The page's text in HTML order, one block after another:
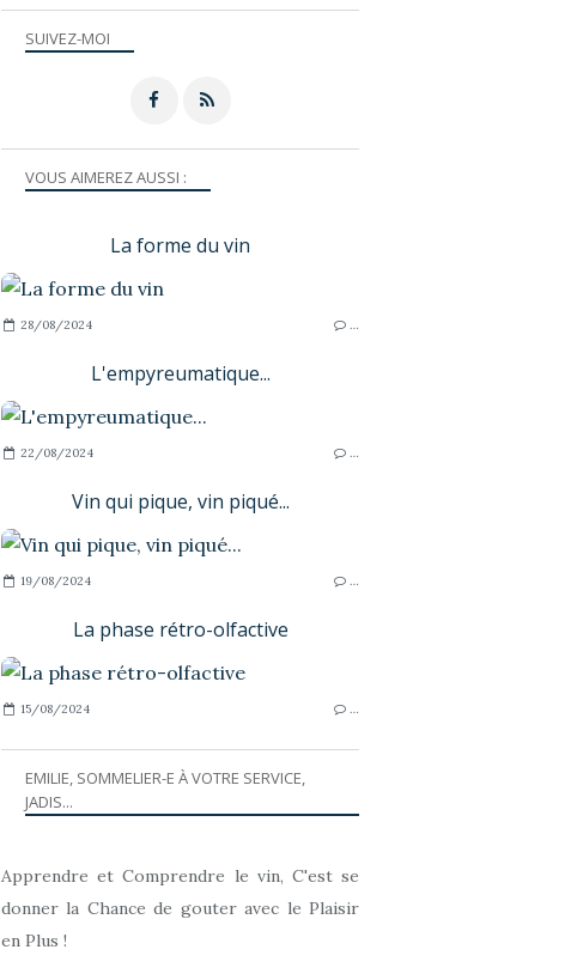
SUIVEZ-MOI
VOUS AIMEREZ AUSSI :
La forme du vin
28/08/2024 …
L'empyreumatique...
22/08/2024 …
Vin qui pique, vin piqué...
19/08/2024 …
La phase rétro-olfactive
15/08/2024 …
EMILIE, SOMMELIER-E À VOTRE SERVICE,
JADIS...
Apprendre et Comprendre le vin, C'est se
donner la Chance de gouter avec le Plaisir
en Plus !